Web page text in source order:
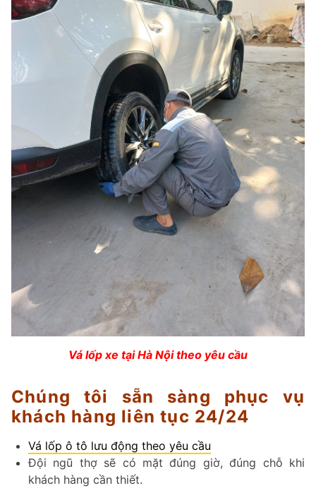
Vá lốp xe tại Hà Nội theo yêu cầu
Chúng tôi sẵn sàng phục vụ
khách hàng liên tục 24/24
Vá lốp ô tô lưu động theo yêu cầu
Đội ngũ thợ sẽ có mặt đúng giờ, đúng chỗ khi
khách hàng cần thiết.